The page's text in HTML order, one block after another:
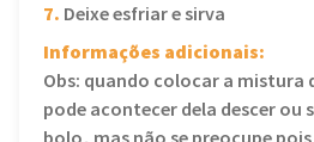
7. Deixe esfriar e sirva
Informações adicionais:
Obs: quando colocar a mistura
pode acontecer dela descer ou